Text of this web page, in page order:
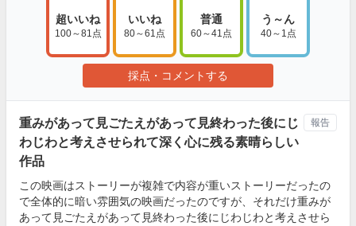
超いいね
100～81点
いいね
80～61点
普通
60～41点
う～ん
40～1点
採点・コメントする
重みがあって見ごたえがあって見終わった後にじ
わじわと考えさせられて深く心に残る素晴らしい
作品
この映画はストーリーが複雑で内容が重いストーリーだったの
で全体的に暗い雰囲気の映画だったのですが、それだけ重みが
あって見ごたえがあって見終わった後にじわじわと考えさせら
報告